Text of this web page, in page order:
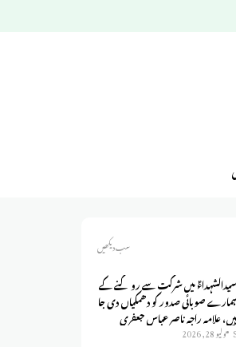
سب دیکھیں
میں شرکت سے روکنے کے
صوبائی صدور کو دھمکیاں دی جا
علامہ راجہ ناصر عباس جعفری
يوليو 28, 2026